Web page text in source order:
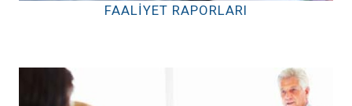
FAALIYET RAPORLARI